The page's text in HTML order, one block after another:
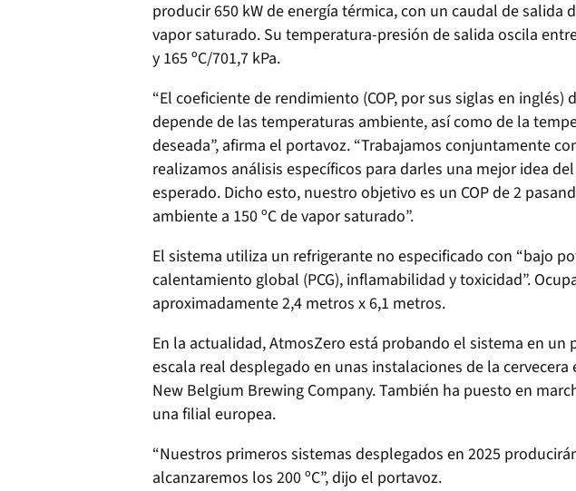
producir 650 kW de energía térmica, con un caudal de salida
vapor saturado. Su temperatura-presión de salida oscila entre
y 165 ºC/701,7 kPa.
“El coeficiente de rendimiento (COP, por sus siglas en inglés)
depende de las temperaturas ambiente, así como de la
deseada”, afirma el portavoz. “Trabajamos conjuntamente
realizamos análisis específicos para darles una mejor idea
esperado. Dicho esto, nuestro objetivo es un COP de 2
ambiente a 150 ºC de vapor saturado”.
El sistema utiliza un refrigerante no especificado con “bajo
calentamiento global (PCG), inflamabilidad y toxicidad”.
aproximadamente 2,4 metros x 6,1 metros.
En la actualidad, AtmosZero está probando el sistema en un
escala real desplegado en unas instalaciones de la
New Belgium Brewing Company. También ha puesto en
una filial europea.
“Nuestros primeros sistemas desplegados en 2025
alcanzaremos los 200 ºC”, dijo el portavoz.